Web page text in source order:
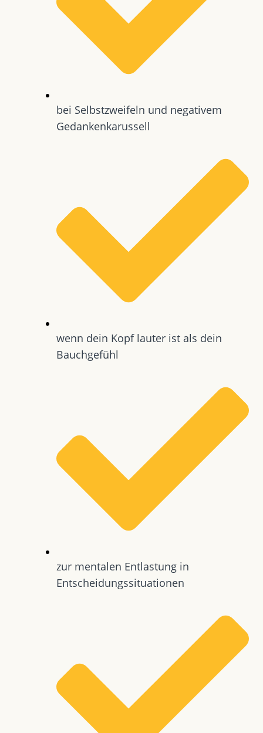
bei Selbstzweifeln und negativem
Gedankenkarussell
wenn dein Kopf lauter ist als dein
Bauchgefühl
zur mentalen Entlastung in
Entscheidungssituationen